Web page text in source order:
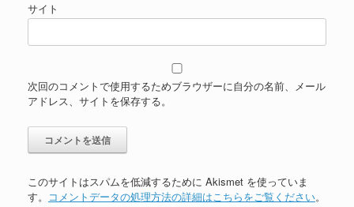
サイト
次回のコメントで使用するためブラウザーに自分の名前、メール
アドレス、サイトを保存する。
このサイトはスパムを低減するために Akismet を使っていま
す。 コメントデータの処理方法の詳細はこちらをご覧ください。